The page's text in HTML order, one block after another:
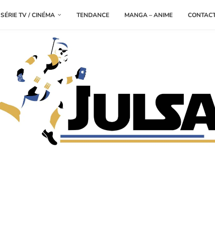
SÉRIE TV / CINÉMA TENDANCE MANGA – ANIME